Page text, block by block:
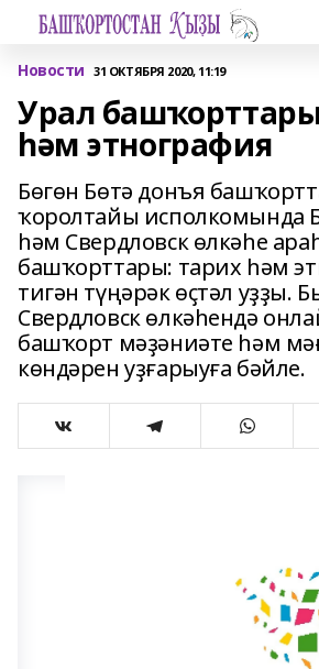
Новости 31 ОКТЯБРЯ 2020, 11:19
Урал
һәм этнография
Бөгөн Бөтә донъя
ҡоролтайы исполкомында
һәм Свердловск өлкәһе
башҡорттары: тарих һәм
тигән түңәрәк өҫтәл уҙҙы.
Свердловск өлкәһендә
башҡорт мәҙәниәте һәм
көндәрен уҙғарыуға бәйле.